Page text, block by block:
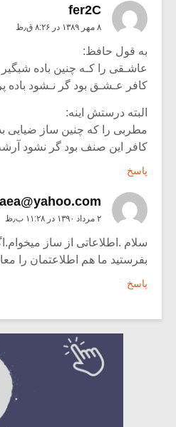
fer2C
۸ مهر ۱۳۸۹ در ۸:۲۶ ق٫ظ
به قول حافظ:
عاشـقی را کـه چنین باده شبگیر
کافر عـشـق بود گر نـشود باده
البته درستش اینه:
مطربی را که چنین ساز ضیایی
کافر این صنف بود گر نشود
پاسخ
۲ مرداد ۱۳۹۰ در ۱۱:۲۸ ب٫ظ
سلام .اطلاعاتی از ساز
بفرستید ما هم اطلاعتمان را
پاسخ